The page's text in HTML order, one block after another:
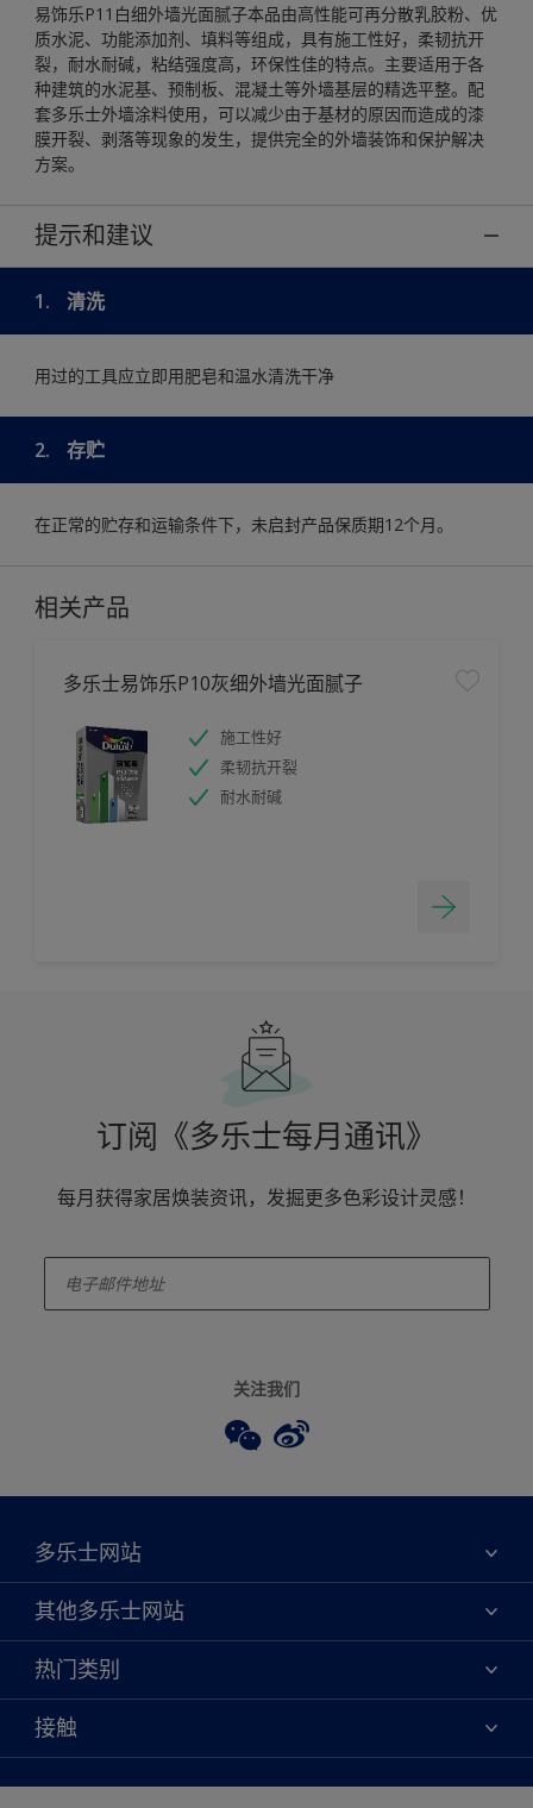
易饰乐P11白细外墙光面腻子本品由高性能可再分散乳胶粉、优
质水泥、功能添加剂、填料等组成，具有施工性好，柔韧抗开
裂，耐水耐碱，粘结强度高，环保性佳的特点。主要适用于各
种建筑的水泥基、预制板、混凝土等外墙基层的精选平整。配
套多乐士外墙涂料使用，可以减少由于基材的原因而造成的漆
膜开裂、剥落等现象的发生，提供完全的外墙装饰和保护解决
方案。
提示和建议
1. 清洗
用过的工具应立即用肥皂和温水清洗干净
2. 存贮
在正常的贮存和运输条件下，未启封产品保质期12个月。
相关产品
多乐士易饰乐P10灰细外墙光面腻子
施工性好
柔韧抗开裂
耐水耐碱
订阅《多乐士每月通讯》
每月获得家居焕装资讯，发掘更多色彩设计灵感！
关注我们
多乐士网站
关于我们
联系我们
查找店铺
绿色工厂
其他多乐士网站
焕新服务
多乐士专业
天猫官方旗舰店
热门类别
颜色
产品
创意灵感
接触